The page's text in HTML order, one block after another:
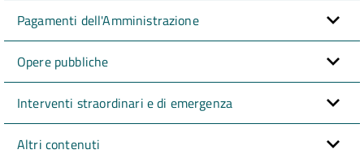
Pagamenti dell'Amministrazione
Opere pubbliche
Interventi straordinari e di emergenza
Altri contenuti